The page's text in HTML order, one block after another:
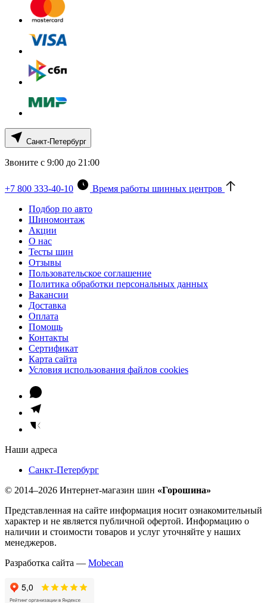
Санкт-Петербург
Звоните с 9:00 до 21:00
+7 800 333-40-10
Время работы шинных центров
Подбор по авто
Шиномонтаж
Акции
О нас
Тесты шин
Отзывы
Пользовательское соглашение
Политика обработки персональных данных
Вакансии
Доставка
Оплата
Помощь
Контакты
Сертификат
Карта сайта
Условия использования файлов cookies
Наши адреса
Санкт-Петербург
© 2014–2026 Интернет-магазин шин «Горошина»
Представленная на сайте информация носит ознакомительный
характер и не является публичной офертой. Информацию о
наличии и стоимости товаров и услуг уточняйте у наших
менеджеров.
Разработка сайта — Mobecan